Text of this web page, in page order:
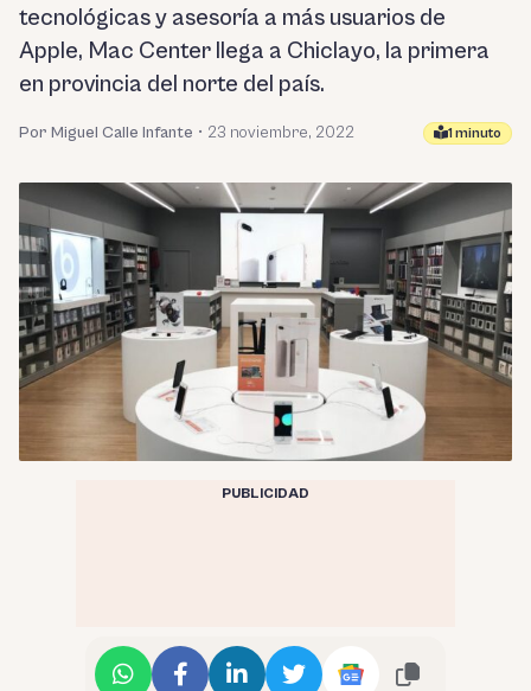
tecnológicas y asesoría a más usuarios de
Apple, Mac Center llega a Chiclayo, la primera
en provincia del norte del país.
Por Miguel Calle Infante • 23 noviembre, 2022 1 minuto
PUBLICIDAD